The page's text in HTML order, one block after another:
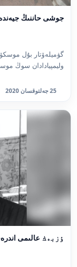
جوشى حاننىڭ
گۋميلەۆتار بۇل
وليمپيادادان سوڭ
25 جەلتوقسان 2020
ٶزبەك عالىمى